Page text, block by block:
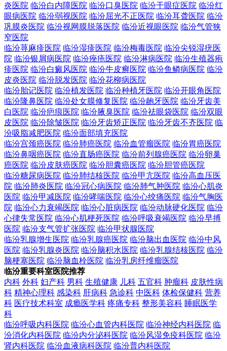
炎医院 临汾白内障医院 临汾口臭医院 临汾干眼症医院 临汾红
眼病医院 临汾弱视医院 临汾屈光不正医院 临汾耳聋医院 临汾
巩膜炎医院 临汾视网膜脱落医院 临汾近视眼医院 临汾气管狭
窄医院
临汾荨麻疹医院 临汾湿疹医院 临汾梅毒医院 临汾尖锐湿疣医
院 临汾银屑病医院 临汾痤疮医院 临汾淋病医院 临汾生殖器疱
疹医院 临汾白癜风医院 临汾牛皮癣医院 临汾鱼鳞病医院 临汾
皮炎医院 临汾脱发医院 临汾花柳病医院
临汾胎记医院 临汾植发医院 临汾种植牙医院 临汾开眼角医院
临汾隆鼻医院 临汾处女膜修复医院 临汾龅牙医院 临汾牙齿美
白医院 临汾疤痕医院 临汾腋臭医院 临汾祛眼袋医院 临汾双眼
皮医院 临汾除皱医院 临汾牙齿矫正医院 临汾牙齿不齐医院 临
汾吸脂减肥医院 临汾面部填充医院
临汾宫颈癌医院 临汾肺癌医院 临汾血管瘤医院 临汾胃癌医院
临汾鼻咽癌医院 临汾直肠癌医院 临汾前列腺癌医院 临汾卵巢
癌医院 临汾皮肤癌医院 临汾胆囊癌医院 临汾胆管癌医院
临汾糖尿病医院 临汾肺结核医院 临汾甲亢医院 临汾高血压医
院 临汾肺炎医院 临汾冠心病医院 临汾肺气肿医院 临汾心肌炎
医院 临汾甲减医院 临汾哮喘医院 临汾心绞痛医院 临汾气胸医
院 临汾心力衰竭医院 临汾心脏病医院 临汾动脉硬化医院 临汾
心律失常医院 临汾心肌梗死医院 临汾呼吸衰竭医院 临汾早搏
医院 临汾支气管扩张医院 临汾甲状腺医院
临汾乳腺增生医院 临汾乳腺癌医院 临汾脑出血医院 临汾中风
医院 临汾乳腺炎医院 临汾脑积水医院 临汾乳腺结核医院 临汾
脑梗塞医院 临汾脑血栓医院 临汾乳房纤维瘤医院
临汾重要科室医院推荐
内科 外科 妇产科 男科 生殖健康 儿科 五官科 肿瘤科 皮肤性病
科 精神心理科 感染科 肝病科 急诊科 中医科 体检保健科 营养
科 医疗技术科室 成瘾医学科 疼痛专科 整形美容科 睡眠医学
科
临汾呼吸内科医院 临汾心血管内科医院 临汾神经内科医院 临
汾消化内科医院 临汾内分泌科医院 临汾风湿免疫科医院 临汾
肾内科医院 临汾血液病科医院 临汾普内科医院